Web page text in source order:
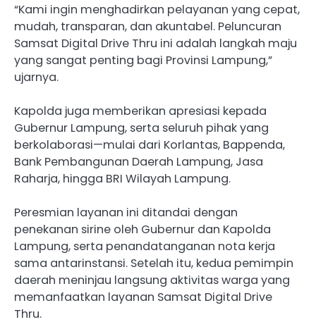
“Kami ingin menghadirkan pelayanan yang cepat,
mudah, transparan, dan akuntabel. Peluncuran
Samsat Digital Drive Thru ini adalah langkah maju
yang sangat penting bagi Provinsi Lampung,”
ujarnya.
Kapolda juga memberikan apresiasi kepada
Gubernur Lampung, serta seluruh pihak yang
berkolaborasi—mulai dari Korlantas, Bappenda,
Bank Pembangunan Daerah Lampung, Jasa
Raharja, hingga BRI Wilayah Lampung.
Peresmian layanan ini ditandai dengan
penekanan sirine oleh Gubernur dan Kapolda
Lampung, serta penandatanganan nota kerja
sama antarinstansi. Setelah itu, kedua pemimpin
daerah meninjau langsung aktivitas warga yang
memanfaatkan layanan Samsat Digital Drive
Thru.